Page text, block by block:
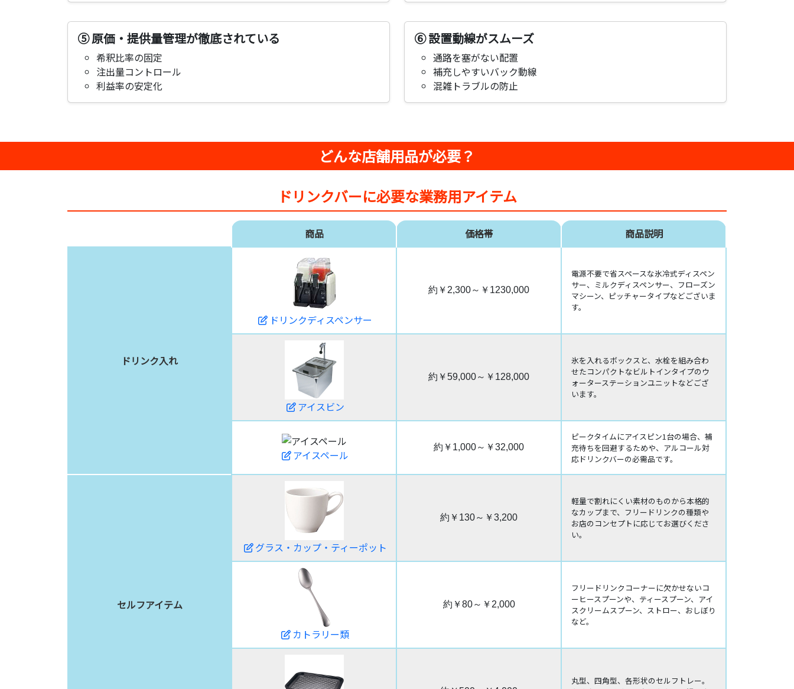
⑤ 原価・提供量管理が徹底されている
希釈比率の固定
注出量コントロール
利益率の安定化
⑥ 設置動線がスムーズ
通路を塞がない配置
補充しやすいバック動線
混雑トラブルの防止
どんな店舗用品が必要？
ドリンクバーに必要な業務用アイテム
商品 価格帯 商品説明
ドリンク入れ
ドリンクディスペンサー
約￥2,300～￥1230,000
電源不要で省スペースな氷冷式ディスペン
サー、ミルクディスペンサー、フローズン
マシーン、ピッチャータイプなどございま
す。
アイスビン
約￥59,000～￥128,000
氷を入れるボックスと、水栓を組み合わ
せたコンパクトなビルトインタイプのウ
ォーターステーションユニットなどござ
います。
アイスペール
約￥1,000～￥32,000
ピークタイムにアイスピン1台の場合、補
充待ちを回避するためや、アルコール対
応ドリンクバーの必需品です。
セルフアイテム
グラス・カップ・ティーポット
約￥130～￥3,200
軽量で割れにくい素材のものから本格的
なカップまで、フリードリンクの種類や
お店のコンセプトに応じてお選びくださ
い。
カトラリー類
約￥80～￥2,000
フリードリンクコーナーに欠かせないコ
ーヒースプーンや、ティースプーン、アイ
スクリームスプーン、ストロー、おしぼり
など。
丸型、四角型、各形状のセルフトレー。